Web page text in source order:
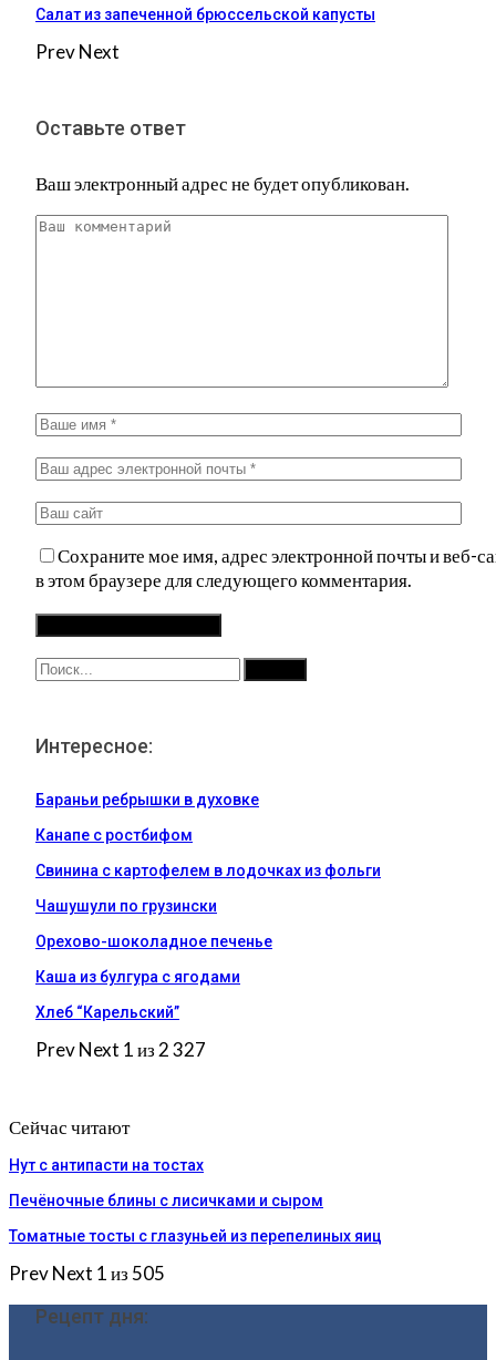
Салат из запеченной брюссельской капусты
PrevNext
Оставьте ответ
Ваш электронный адрес не будет опубликован.
Сохраните мое имя, адрес электронной почты и веб-
в этом браузере для следующего комментария.
Интересное:
Бараньи ребрышки в духовке
Канапе с ростбифом
Свинина с картофелем в лодочках из фольги
Чашушули по грузински
Орехово-шоколадное печенье
Каша из булгура с ягодами
Хлеб “Карельский”
PrevNext 1 из 2 327
Сейчас читают
Нут с антипасти на тостах
Печёночные блины с лисичками и сыром
Томатные тосты с глазуньей из перепелиных яиц
PrevNext 1 из 505
Рецепт дня: